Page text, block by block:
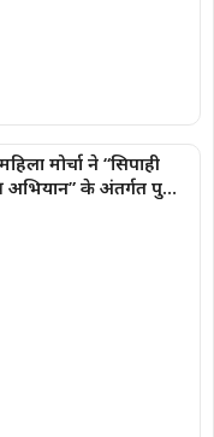
मोर्चा ने “सिपाही
अभियान” के अंतर्गत पुलिस